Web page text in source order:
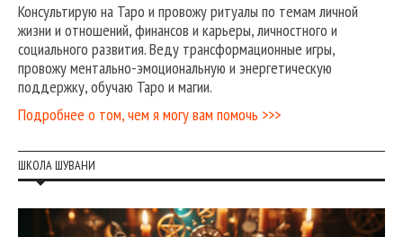
Консультирую на Таро и провожу ритуалы по темам личной
жизни и отношений, финансов и карьеры, личностного и
социального развития. Веду трансформационные игры,
провожу ментально-эмоциональную и энергетическую
поддержку, обучаю Таро и магии.
Подробнее о том, чем я могу вам помочь >>>
ШКОЛА ШУВАНИ